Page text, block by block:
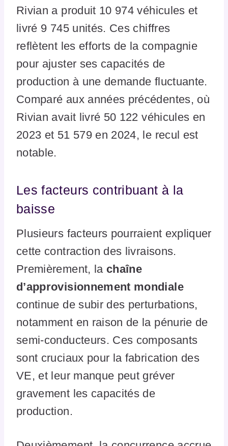
Rivian a produit 10 974 véhicules et
livré 9 745 unités. Ces chiffres
reflètent les efforts de la compagnie
pour ajuster ses capacités de
production à une demande fluctuante.
Comparé aux années précédentes, où
Rivian avait livré 50 122 véhicules en
2023 et 51 579 en 2024, le recul est
notable.
Les facteurs contribuant à la
baisse
Plusieurs facteurs pourraient expliquer
cette contraction des livraisons.
Premièrement, la chaîne
d’approvisionnement mondiale
continue de subir des perturbations,
notamment en raison de la pénurie de
semi-conducteurs. Ces composants
sont cruciaux pour la fabrication des
VE, et leur manque peut gréver
gravement les capacités de
production.